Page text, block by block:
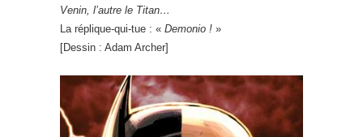
Venin, l’autre le Titan…
La réplique-qui-tue : « Demonio ! »
[Dessin : Adam Archer]